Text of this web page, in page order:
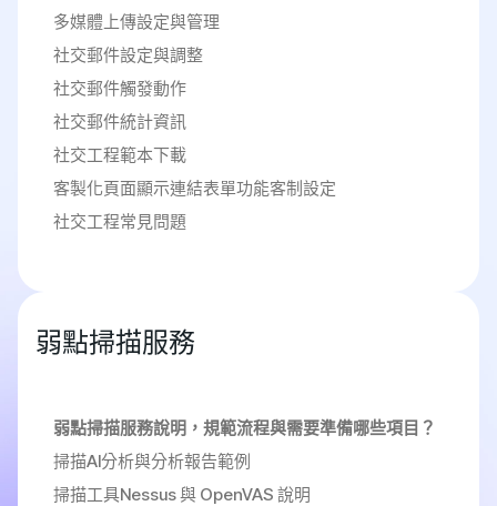
多媒體上傳設定與管理
社交郵件設定與調整
社交郵件觸發動作
社交郵件統計資訊
社交工程範本下載
客製化頁面顯示連結表單功能客制設定
社交工程常見問題
弱點掃描服務
弱點掃描服務說明，規範流程與需要準備哪些項目？
掃描AI分析與分析報告範例
掃描工具Nessus 與 OpenVAS 說明